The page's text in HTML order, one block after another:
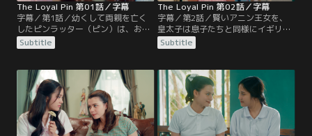
The Loyal Pin 第01話／字幕
字幕／第1話／幼くして両親を亡く
したピンラッター（ピン）は、おば
のパットミカー王女のもとで暮らす
ことになる。おとなしいピンが、皇
明るくお転婆なアニン王女。二人は
姉妹のように仲良く一緒に育つ。15
歳になったアニンは、ある日ピンを
誘ってこっそり市場の祭りに出かけ
る。しかし、宮殿を抜け出したこと
がピンのおばにバレてしまい…
Subtitle
The Loyal Pin 第02話／字幕
字幕／第2話／賢いアニン王女を、
皇太子は息子たちと同様にイギリス
に留学させることに決める。出発の
準備が始まり、ピンは悲しみのあま
ち込む。心配したアニンは、自分が
不在の間ピンを見守ってほしいと、
侍女のプリックに思いを託す。アニ
ンが留学し、やがてピンも大学生活
を送るようになるが、美しいピンを
口説く男性たちが現れる。
Subtitle